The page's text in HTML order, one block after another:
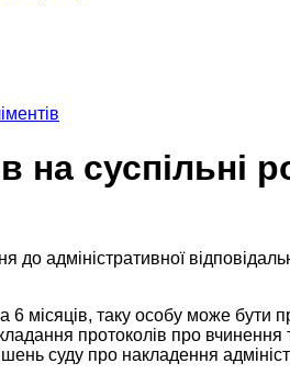
суспільні
адміністративної
місяців, таку особу може бути
протоколів про
суду про накладення